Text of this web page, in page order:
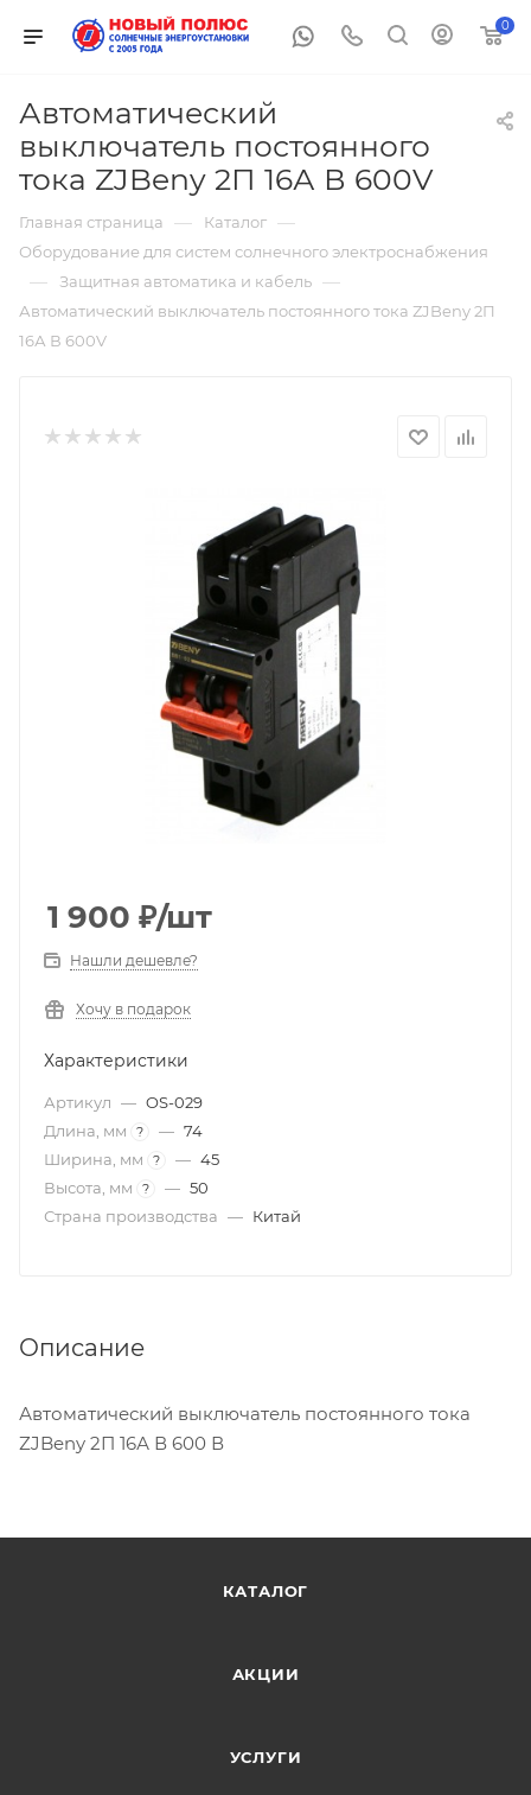
0
Автоматический
выключатель постоянного
тока ZJBeny 2П 16А В 600V
Главная страница — Каталог —
Оборудование для систем солнечного электроснабжения
— Защитная автоматика и кабель —
Автоматический выключатель постоянного тока ZJBeny 2П
16А В 600V
1 900 ₽/шт
Нашли дешевле?
Хочу в подарок
Характеристики
Артикул — OS-029
Длина, мм
? — 74
Ширина, мм
? — 45
Высота, мм
? — 50
Страна производства — Китай
Описание
Автоматический выключатель постоянного тока
ZJBeny 2П 16А В 600 В
КАТАЛОГ
АКЦИИ
УСЛУГИ